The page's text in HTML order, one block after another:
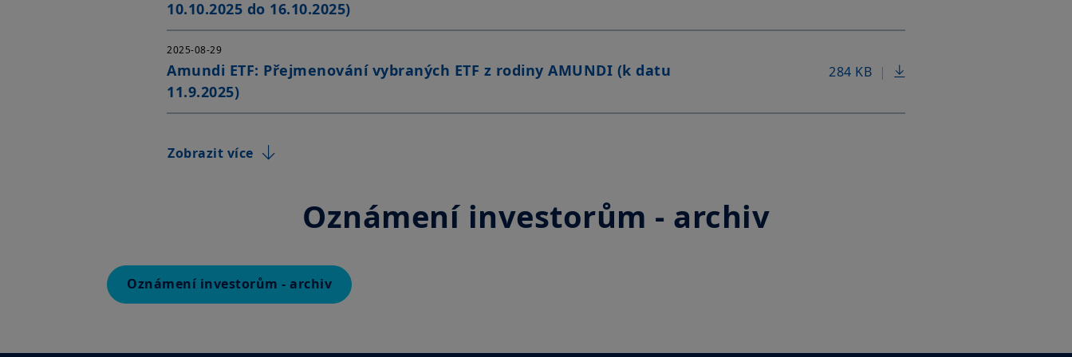
10.10.2025 do 16.10.2025)
2025-08-29
Amundi ETF: Přejmenování vybraných ETF z rodiny AMUNDI (k datu
11.9.2025)
284 KB |
Zobrazit více
Oznámení investorům - archiv
Oznámení investorům - archiv